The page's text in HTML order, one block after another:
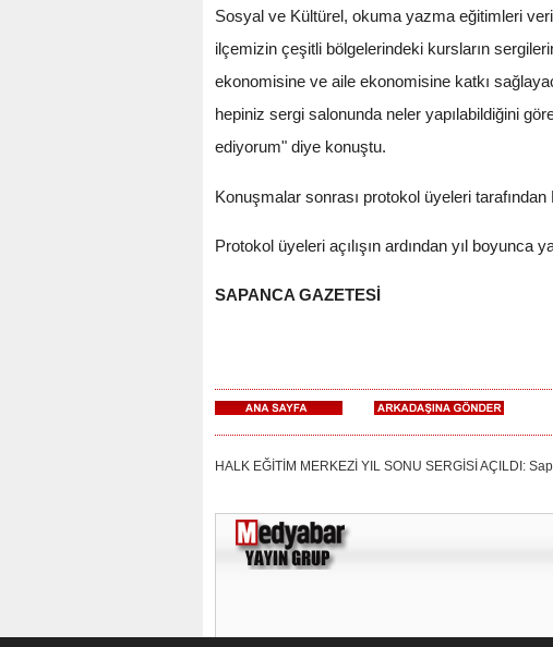
Sosyal ve Kültürel, okuma yazma eğitimleri
ilçemizin çeşitli bölgelerindeki kursların
ekonomisine ve aile ekonomisine katkı
hepiniz sergi salonunda neler yapılabildiğini
ediyorum" diye konuştu.
Konuşmalar sonrası protokol üyeleri
Protokol üyeleri açılışın ardından yıl boyunca
SAPANCA GAZETESİ
HALK EĞİTİM MERKEZİ YIL SONU SERGİSİ AÇILDI: